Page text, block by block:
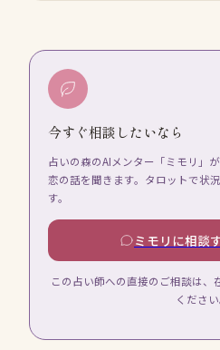
今すぐ相談したいなら
占いの森のAIメンター「ミモリ」
恋の話を聞きます。タロットで状
す。
ミモリに相談
この占い師への直接のご相談は、
ください